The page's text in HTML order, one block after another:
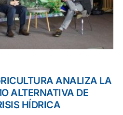
ANALIZA LA
ALTERNATIVA DE
HÍDRICA